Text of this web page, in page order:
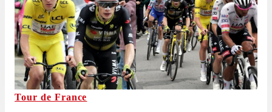
Tour de France